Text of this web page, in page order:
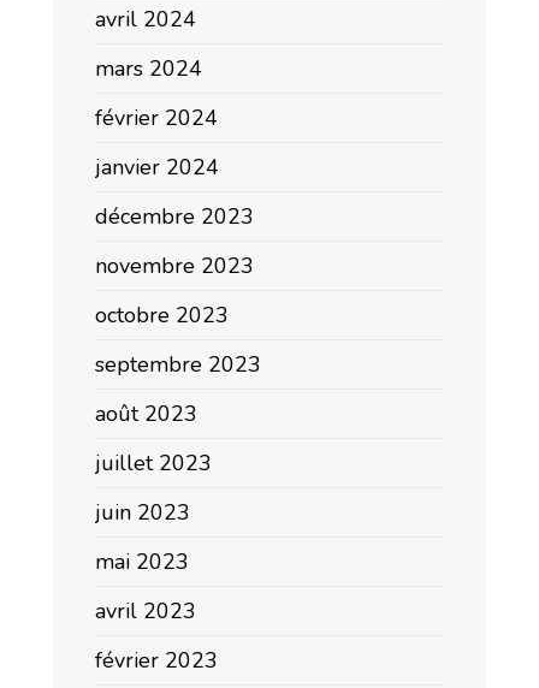
avril 2024
mars 2024
février 2024
janvier 2024
décembre 2023
novembre 2023
octobre 2023
septembre 2023
août 2023
juillet 2023
juin 2023
mai 2023
avril 2023
février 2023